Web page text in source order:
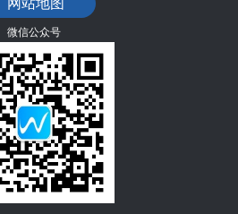
网站地图
微信公众号